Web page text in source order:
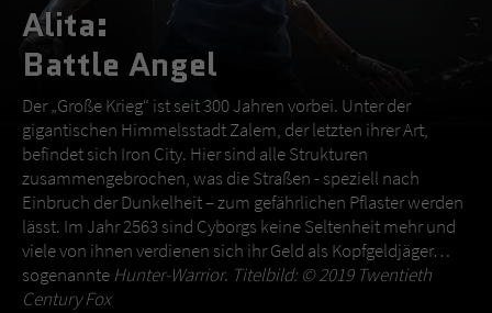
Alita:
Battle Angel
Der „Große Krieg“ ist seit 300 Jahren vorbei. Unter der
gigantischen Himmelsstadt Zalem, der letzten ihrer Art,
befindet sich Iron City. Hier sind alle Strukturen
zusammengebrochen, was die Straßen - speziell nach
Einbruch der Dunkelheit – zum gefährlichen Pflaster werden
lässt. Im Jahr 2563 sind Cyborgs keine Seltenheit mehr und
viele von ihnen verdienen sich ihr Geld als Kopfgeldjäger…
sogenannte Hunter-Warrior. Titelbild: © 2019 Twentieth
Century Fox